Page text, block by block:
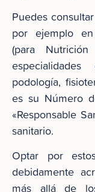
Puedes
por ejemplo en
(para
podología,
es su Número
«Responsable
sanitario.
Optar por
debidamente
más allá de